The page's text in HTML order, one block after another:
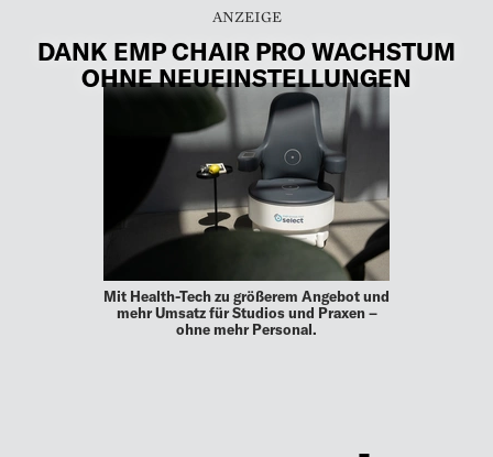
DANK EMP CHAIR PRO WACHSTUM
OHNE NEUEINSTELLUNGEN
Mit Health-Tech zu größerem Angebot und
mehr Umsatz für Studios und Praxen –
ohne mehr Personal.